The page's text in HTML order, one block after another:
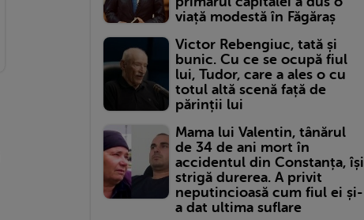
viață modestă în Făgăraș
Victor Rebengiuc, tată și
bunic. Cu ce se ocupă fiul
lui, Tudor, care a ales o cu
totul altă scenă față de
părinții lui
Mama lui Valentin, tânărul
de 34 de ani mort în
accidentul din Constanța, își
strigă durerea. A privit
neputincioasă cum fiul ei și-
a dat ultima suflare